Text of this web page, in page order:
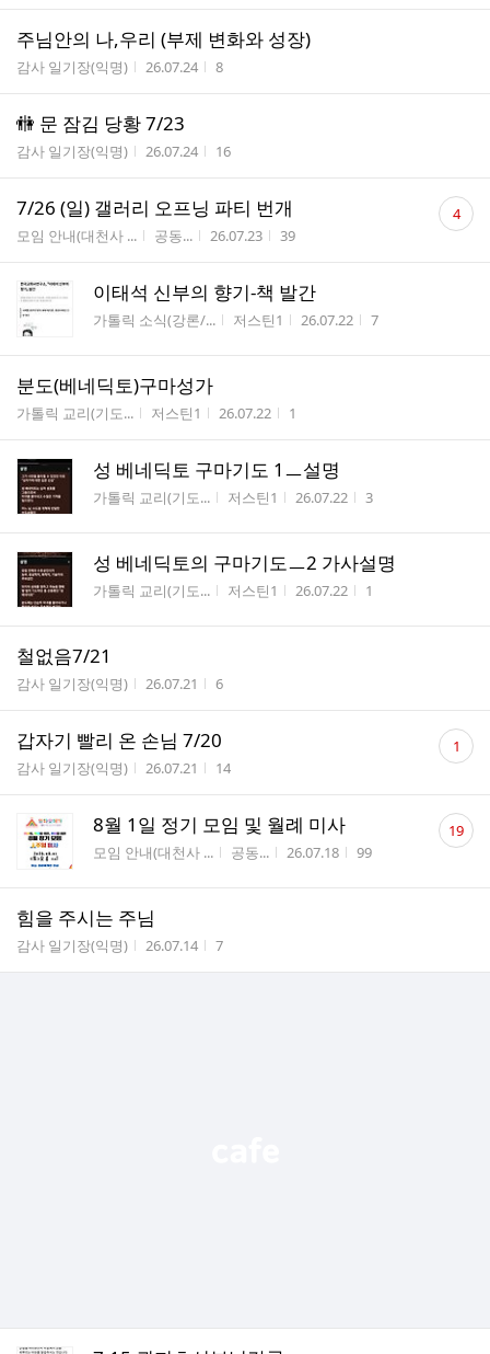
주님안의 나,우리 (부제 변화와 성장)
게시판명
감사 일기장(익명) 작성시간
26.07.24 조회수
8
🚻 문 잠김 당황 7/23
게시판명
감사 일기장(익명) 작성시간
26.07.24 조회수
16
7/26 (일) 갤러리 오프닝 파티 번개
게시판명
모임 안내(대천사 ... 작성자
공동... 작성시간
26.07.23 조회수
39
댓
글 4
이태석 신부의 향기-책 발간
게시판명
가톨릭 소식(강론/... 작성자
저스틴1 작성시간
26.07.22 조회수
7
분도(베네딕토)구마성가
게시판명
가톨릭 교리(기도... 작성자
저스틴1 작성시간
26.07.22 조회수
1
성 베네딕토 구마기도 1ㅡ설명
게시판명
가톨릭 교리(기도... 작성자
저스틴1 작성시간
26.07.22 조회수
3
성 베네딕토의 구마기도ㅡ2 가사설명
게시판명
가톨릭 교리(기도... 작성자
저스틴1 작성시간
26.07.22 조회수
1
철없음7/21
게시판명
감사 일기장(익명) 작성시간
26.07.21 조회수
6
갑자기 빨리 온 손님 7/20
게시판명
감사 일기장(익명) 작성시간
26.07.21 조회수
14
댓
글 1
8월 1일 정기 모임 및 월례 미사
게시판명
모임 안내(대천사 ... 작성자
공동... 작성시간
26.07.18 조회수
99
댓
글19
힘을 주시는 주님
게시판명
감사 일기장(익명) 작성시간
26.07.14 조회수
7